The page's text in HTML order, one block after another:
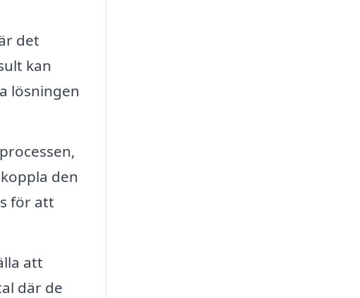
det
kan
lösningen
den
för att
att
där de